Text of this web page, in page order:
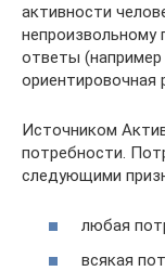
активности
ответы (например
ориентировочная
Источником
потребности.
следующими
любая
всякая